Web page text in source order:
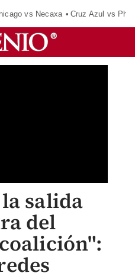
vs Necaxa Cruz Azul vs
salida
del